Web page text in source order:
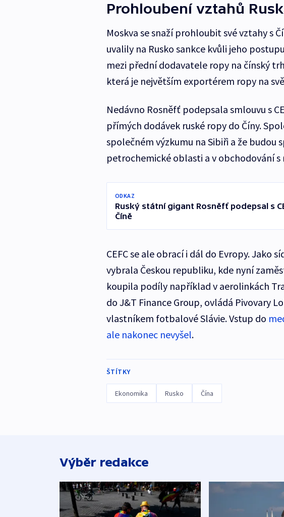
Prohloubení vztahů
Moskva se snaží prohloubit své vztahy s
uvalily na Rusko sankce kvůli jeho
mezi přední dodavatele ropy na čínský
která je největším exportérem ropy na
Nedávno Rosněfť podepsala smlouvu s
přímých dodávek ruské ropy do Číny.
společném výzkumu na Sibiři a že budou
petrochemické oblasti a v obchodování
ODKAZ
Ruský státní gigant Rosněfť podepsal s
Číně
CEFC se ale obrací i dál do Evropy. Jako
vybrala Českou republiku, kde nyní
koupila podíly například v aerolinkách
do J&T Finance Group, ovládá Pivovary
vlastníkem fotbalové Slávie. Vstup do
ale nakonec nevyšel.
ŠTÍTKY
Ekonomika Rusko Čína
Výběr redakce